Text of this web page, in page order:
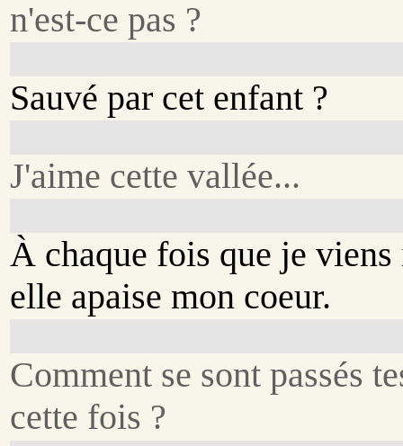
n'est-ce pas ?
Sauvé par cet enfant ?
J'aime cette vallée...
À chaque fois que je
elle apaise mon coeur.
Comment se sont passés
cette fois ?